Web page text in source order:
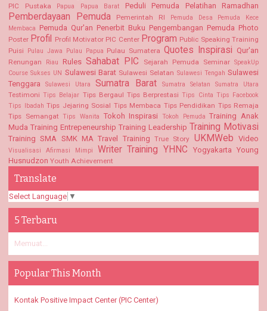
PIC Pustaka Papua Papua Barat Peduli Pemuda Pelatihan Ramadhan
Pemberdayaan Pemuda Pemerintah RI Pemuda Desa
Pemuda Kece
Membaca
Pemuda Qur'an Penerbit Buku Pengembangan Pemuda Photo
Poster Profil Profil Motivator PIC Center Program Public Speaking Training
Puisi
Pulau Jawa Pulau Papua Pulau Sumatera Quotes Inspirasi Qur'an
Renungan Riau Rules Sahabat PIC Sejarah Pemuda Seminar SpeakUp
Course Sukses UN Sulawesi Barat Sulawesi Selatan Sulawesi Tengah Sulawesi
Tenggara
Sulawesi Utara Sumatra Barat Sumatra Selatan Sumatra Utara
Testimoni Tips Belajar Tips Bergaul Tips Berprestasi Tips Cinta Tips Facebook
Tips Ibadah Tips Jejaring Sosial Tips Membaca Tips Pendidikan Tips Remaja
Tips Semangat Tips Wanita Tokoh Inspirasi Tokoh Pemuda Training Anak
Muda Training Entrepeneurship Training Leadership Training Motivasi
Training SMA SMK MA Travel Training True Story UKMWeb Video
Visualisasi Afirmasi Mimpi Writer Training YHNC Yogyakarta
Young
Husnudzon Youth Achievement
Translate
Select Language ▼
5 Terbaru
Memuat...
Popular This Month
Kontak Positive Impact Center (PIC Center)